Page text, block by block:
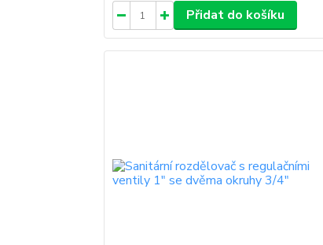
Přidat do košíku